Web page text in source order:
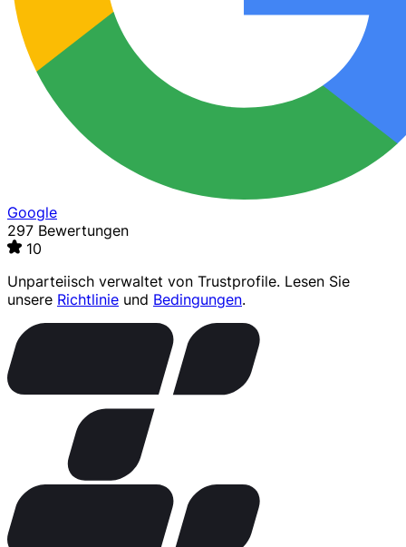
Google
297 Bewertungen
10
Unparteiisch verwaltet von Trustprofile. Lesen Sie
unsere Richtlinie und Bedingungen.